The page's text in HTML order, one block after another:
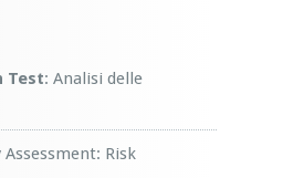
Test: Analisi delle
Risk